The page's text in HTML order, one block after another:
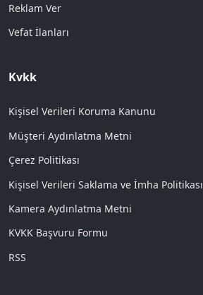
Reklam Ver
Vefat İlanları
Kvkk
Kişisel Verileri Koruma Kanunu
Müşteri Aydınlatma Metni
Çerez Politikası
Kişisel Verileri Saklama ve İmha Politikası
Kamera Aydınlatma Metni
KVKK Başvuru Formu
RSS